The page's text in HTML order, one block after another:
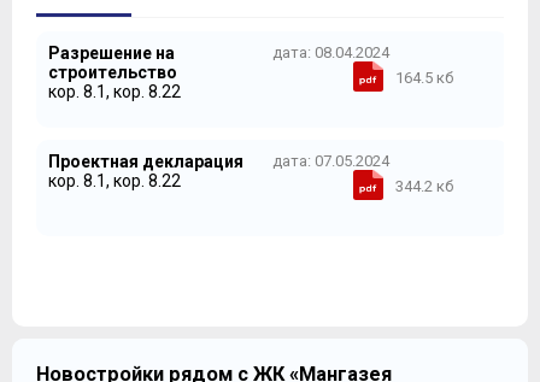
7
8
11
12
Разрешение на
строительство
кор. 8.1, кор. 8.22
дата: 08.04.2024
164.5 кб
Проектная декларация
кор. 8.1, кор. 8.22
дата: 07.05.2024
344.2 кб
Новостройки рядом с ЖК «Мангазея